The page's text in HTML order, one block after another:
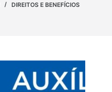
DIREITOS E BENEFÍCIOS